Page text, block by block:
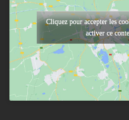
Cliquez pour accepter les
activer ce